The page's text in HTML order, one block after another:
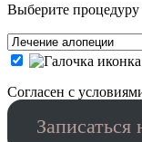
Выберите процедуру
Cогласен с